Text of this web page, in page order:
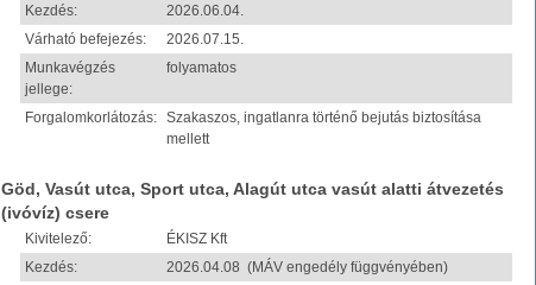
Kezdés:
2026.06.04.
Várható befejezés:
2026.07.15.
Munkavégzés
jellege:
folyamatos
Forgalomkorlátozás: Szakaszos, ingatlanra történő bejutás biztosítása
mellett
Göd, Vasút utca, Sport utca, Alagút utca vasút alatti átvezetés
(ivóvíz) csere
Kivitelező:
ÉKISZ Kft
Kezdés:
2026.04.08 (MÁV engedély függvényében)